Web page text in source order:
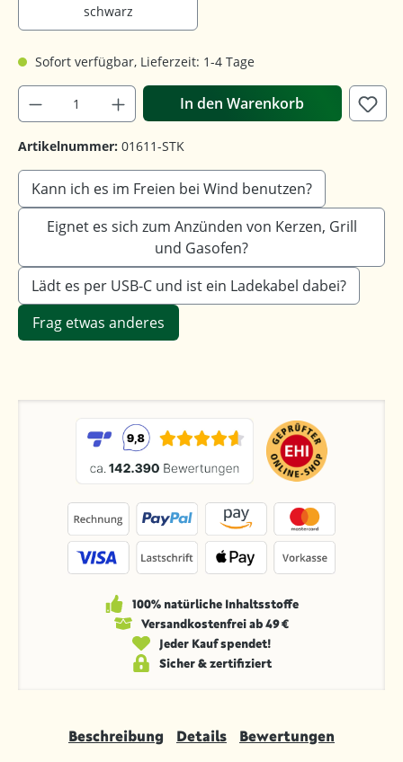
schwarz
Sofort verfügbar, Lieferzeit: 1-4 Tage
In den Warenkorb
Artikelnummer: 01611-STK
Kann ich es im Freien bei Wind benutzen?
Eignet es sich zum Anzünden von Kerzen, Grill
und Gasofen?
Lädt es per USB-C und ist ein Ladekabel dabei?
Frag etwas anderes
100% natürliche Inhaltsstoffe
Versandkosten­frei ab 49 €
Jeder Kauf spendet!
Sicher & zertifiziert
Beschreibung Details Bewertungen